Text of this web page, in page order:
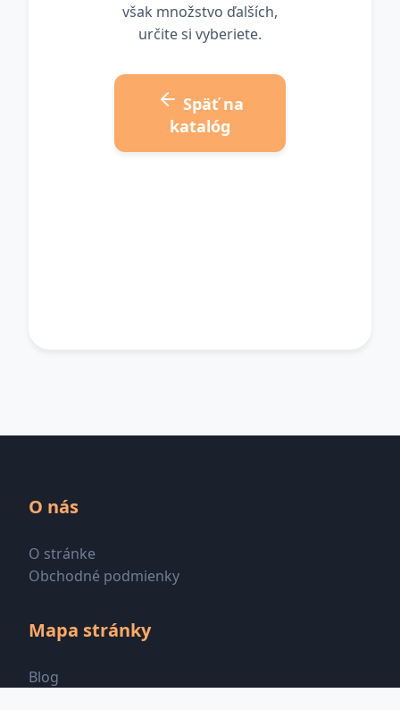
však množstvo ďalších,
určite si vyberiete.
Späť na
katalóg
O nás
O stránke
Obchodné podmienky
Mapa stránky
Blog